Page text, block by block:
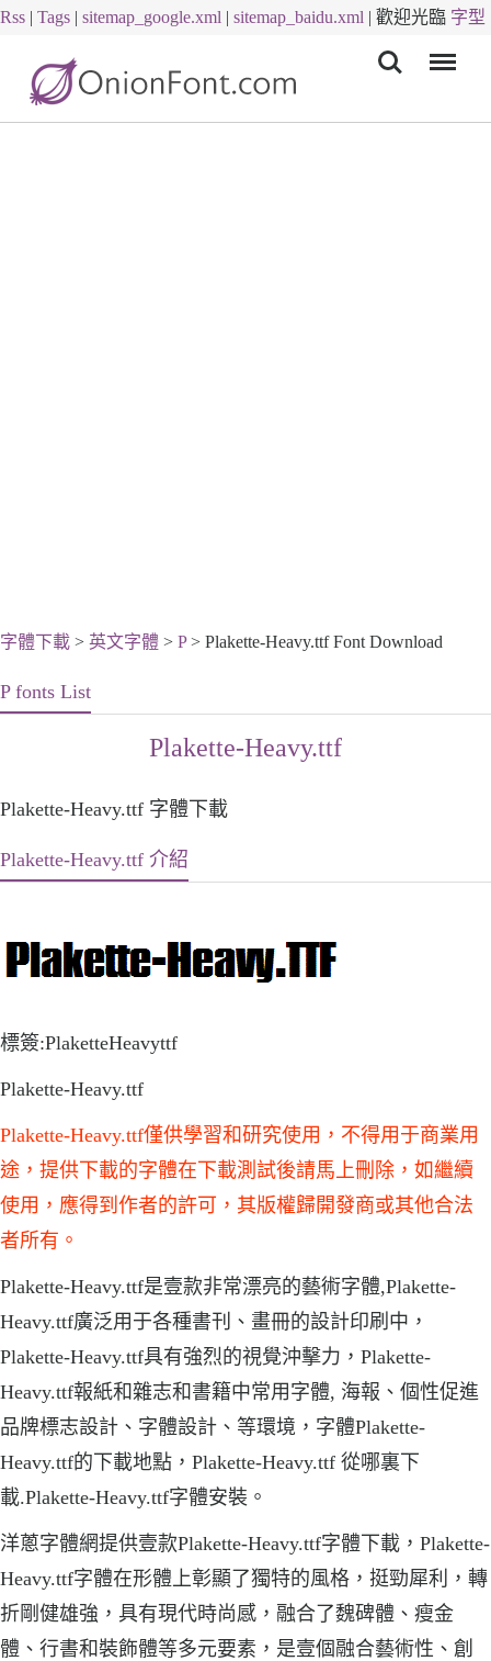
Rss | Tags | sitemap_google.xml | sitemap_baidu.xml | 歡迎光臨 字型
字體下載 > 英文字體 > P> Plakette-Heavy.ttf Font Download
P fonts List
Plakette-Heavy.ttf
Plakette-Heavy.ttf 字體下載
Plakette-Heavy.ttf 介紹
標簽:PlaketteHeavyttf
Plakette-Heavy.ttf
Plakette-Heavy.ttf僅供學習和研究使用，不得用于商業用
途，提供下載的字體在下載測試後請馬上刪除，如繼續
使用，應得到作者的許可，其版權歸開發商或其他合法
者所有。
Plakette-Heavy.ttf是壹款非常漂亮的藝術字體,Plakette-
Heavy.ttf廣泛用于各種書刊、畫冊的設計印刷中，
Plakette-Heavy.ttf具有強烈的視覺沖擊力，Plakette-
Heavy.ttf報紙和雜志和書籍中常用字體, 海報、個性促進
品牌標志設計、字體設計、等環境，字體Plakette-
Heavy.ttf的下載地點，Plakette-Heavy.ttf 從哪裏下
載.Plakette-Heavy.ttf字體安裝。
洋蔥字體網提供壹款Plakette-Heavy.ttf字體下載，Plakette-
Heavy.ttf字體在形體上彰顯了獨特的風格，挺勁犀利，轉
折剛健雄強，具有現代時尚感，融合了魏碑體、瘦金
體、行書和裝飾體等多元要素，是壹個融合藝術性、創